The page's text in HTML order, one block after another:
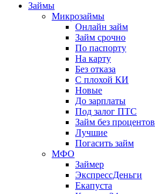
Займы
Микрозаймы
Онлайн займ
Займ срочно
По паспорту
На карту
Без отказа
С плохой КИ
Новые
До зарплаты
Под залог ПТС
Займ без процентов
Лучшие
Погасить займ
МФО
Займер
ЭкспрессДеньги
Екапуста